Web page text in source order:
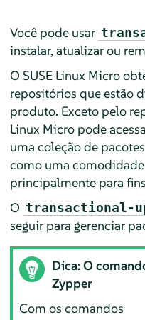
Você pode usar
instalar, atualizar ou
O SUSE Linux Micro
repositórios que estão
produto. Exceto pelo
Linux Micropode
uma coleção de
como uma
principalmente para
O transactional-
seguir para gerenciar
Dica: O
Zypper
Com os comandos